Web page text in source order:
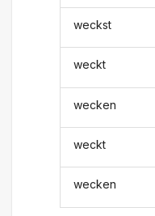
weckst
weckt
wecken
weckt
wecken